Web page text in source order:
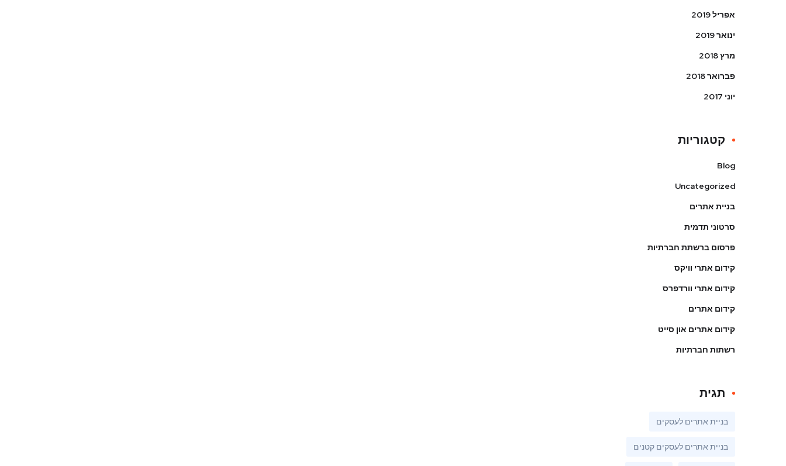
אפריל 2019
ינואר 2019
מרץ 2018
פברואר 2018
יוני 2017
קטגוריות
Blog
Uncategorized
בניית אתרים
סרטוני תדמית
פרסום ברשתת חברתיות
קידום אתרי וויקס
קידום אתרי וורדפרס
קידום אתרים
קידום אתרים און סייט
רשתות חברתיות
תגית
בניית אתרים לעסקים
בניית אתרים לעסקים קטנים